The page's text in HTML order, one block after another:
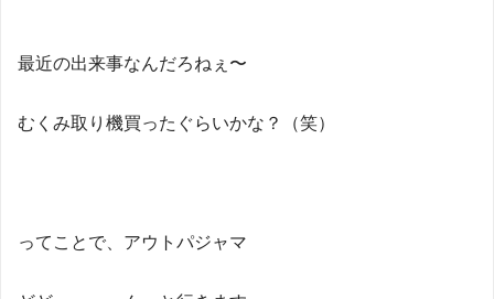
最近の出来事なんだろねぇ〜
むくみ取り機買ったぐらいかな？（笑）
ってことで、アウトパジャマ